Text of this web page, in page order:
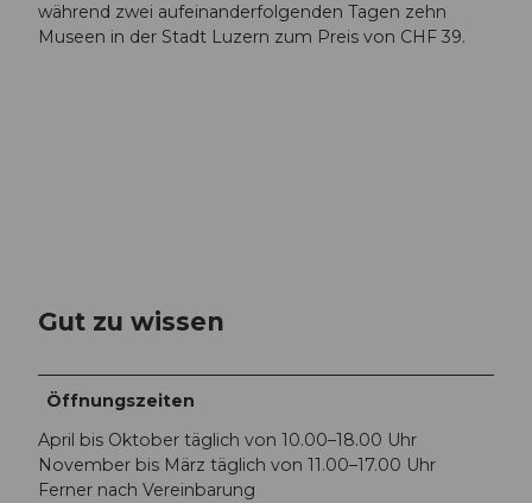
während zwei aufeinanderfolgenden Tagen zehn
Museen in der Stadt Luzern zum Preis von CHF 39.
Gut zu wissen
Öffnungszeiten
April bis Oktober täglich von 10.00–18.00 Uhr
November bis März täglich von 11.00–17.00 Uhr
Ferner nach Vereinbarung